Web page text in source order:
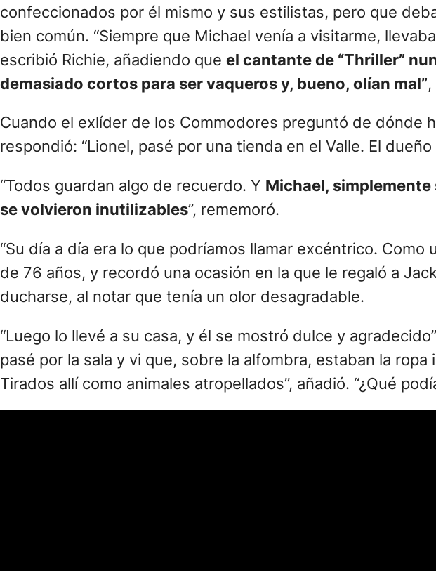
confeccionados por él mismo y sus estilistas, pero que
bien común. “Siempre que Michael venía a visitarme,
escribió Richie, añadiendo que el cantante de “Thriller”
demasiado cortos para ser vaqueros y, bueno, olían mal”
Cuando el exlíder de los Commodores preguntó de dónde
respondió: “Lionel, pasé por una tienda en el Valle. El
“Todos guardan algo de recuerdo. Y Michael,
se volvieron inutilizables”, rememoró.
“Su día a día era lo que podríamos llamar excéntrico.
de 76 años, y recordó una ocasión en la que le regaló a
ducharse, al notar que tenía un olor desagradable.
“Luego lo llevé a su casa, y él se mostró dulce y
pasé por la sala y vi que, sobre la alfombra, estaban la
Tirados allí como animales atropellados”, añadió. “¿Qué